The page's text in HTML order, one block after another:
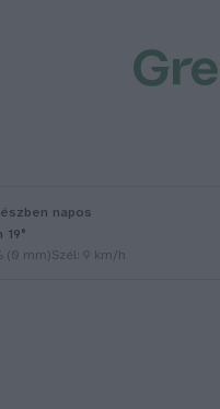
napos
19°
(0 mm)Szél: 9 km/h